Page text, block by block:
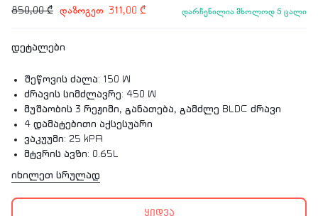
850,00₾ დაზოგეთ 311,00 ₾ დარჩენილია მხოლოდ 5 ცალი
დეტალები
შეწოვის ძალა: 150 W
ძრავის სიმძლავრე: 450 W
მუშაობის 3 რეჟიმი, განათება, გამძლე BLDC ძრავი
4 დამატებითი აქსესუარი
ვაკუუმი: 25 kPA
მტვრის ავზი: 0.65L
მუშაობის დრო: 10/20/70 წთ
ელემენტი: 29.6V, 2500 mAh
იხილეთ სრულად
ყიდვა